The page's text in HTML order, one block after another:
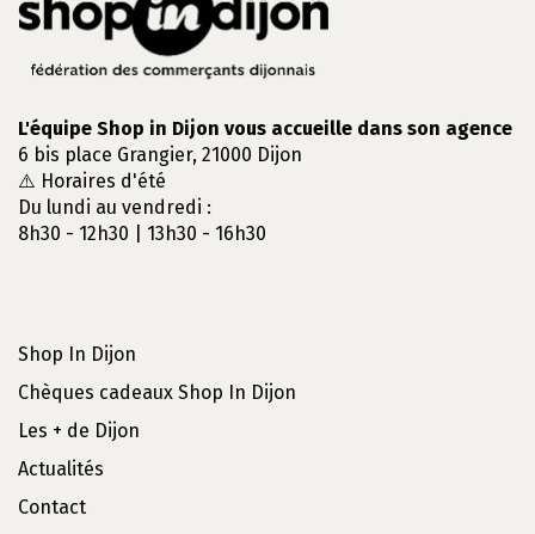
L'équipe Shop in Dijon vous accueille dans son agence
6 bis place Grangier, 21000 Dijon
⚠️ Horaires d'été
Du lundi au vendredi :
8h30 - 12h30 | 13h30 - 16h30
Shop In Dijon
Chèques cadeaux Shop In Dijon
Les + de Dijon
Actualités
Contact